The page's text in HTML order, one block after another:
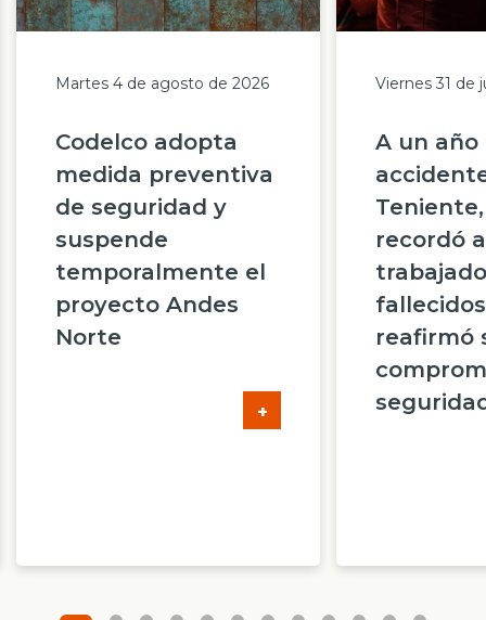
Canales de denuncia
Martes 4 de agosto de 2026
Codelco adopta
medida preventiva
de seguridad y
suspende
temporalmente el
proyecto Andes
Norte
+
Viernes 31 de
A un año
recordó a
reafirmó